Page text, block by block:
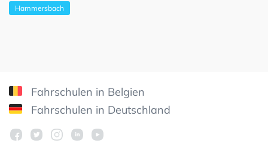
Hammersbach
Fahrschulen in Belgien
Fahrschulen in Deutschland